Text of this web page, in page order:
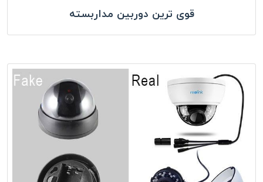
قوی ترین دوربین مداربسته